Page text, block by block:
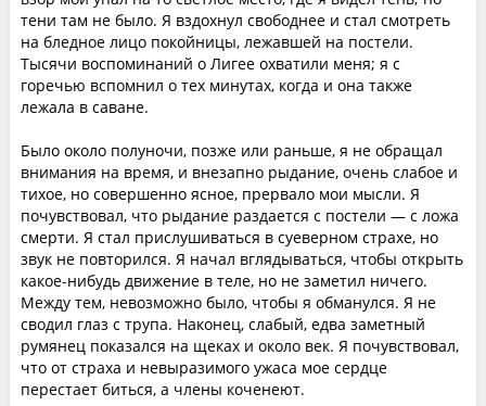
тени там не было. Я вздохнул свободнее и стал смотреть
на бледное лицо покойницы, лежавшей на постели.
Тысячи воспоминаний о Лигее охватили меня; я с
горечью вспомнил о тех минутах, когда и она также
лежала в саване.
Было около полуночи, позже или раньше, я не обращал
внимания на время, и внезапно рыдание, очень слабое и
тихое, но совершенно ясное, прервало мои мысли. Я
почувствовал, что рыдание раздается с постели — с ложа
смерти. Я стал прислушиваться в суеверном страхе, но
звук не повторился. Я начал вглядываться, чтобы открыть
какое-нибудь движение в теле, но не заметил ничего.
Между тем, невозможно было, чтобы я обманулся. Я не
сводил глаз с трупа. Наконец, слабый, едва заметный
румянец показался на щеках и около век. Я почувствовал,
что от страха и невыразимого ужаса мое сердце
перестает биться, а члены коченеют.